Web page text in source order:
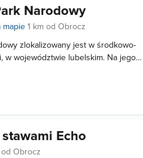
Narodowy
mapie1 km od Obrocz
zlokalizowany jest w środkowo-
w województwie lubelskim. Na jego
Echo
Obrocz